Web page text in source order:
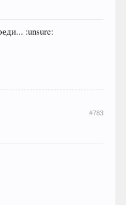
:unsure:
#783